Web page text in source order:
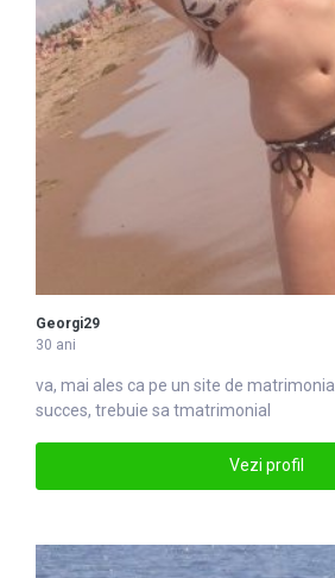
Georgi29
30 ani
va, mai ales ca pe un site de matrimonial
succes, trebuie sa tmatrimonial
Vezi profil